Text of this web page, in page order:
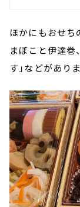
ほかにもおせち
まぼこと伊達巻
す」などがあり